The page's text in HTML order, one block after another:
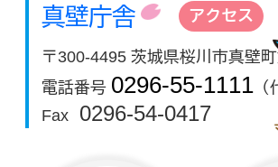
真壁庁舎 アクセス
〒300-4495 茨城県桜川市真壁
電話番号 0296-55-1111
Fax
0296-54-0417